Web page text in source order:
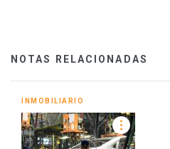
NOTAS RELACIONADAS
INMOBILIARIO